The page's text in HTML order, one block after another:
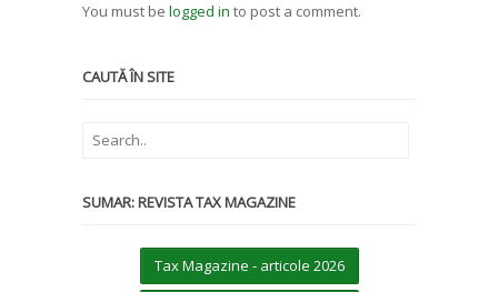
You must be logged in to post a comment.
CAUTĂ ÎN SITE
SUMAR: REVISTA TAX MAGAZINE
Tax Magazine - articole 2026